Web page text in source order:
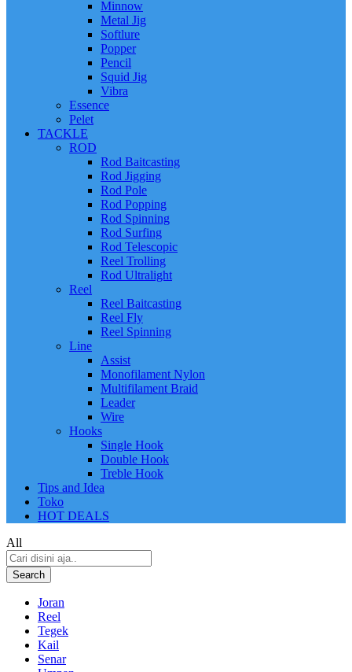
Minnow
Metal Jig
Softlure
Popper
Pencil
Squid Jig
Vibra
Essence
Pelet
TACKLE
ROD
Rod Baitcasting
Rod Jigging
Rod Pole
Rod Popping
Rod Spinning
Rod Surfing
Rod Telescopic
Reel Trolling
Rod Ultralight
Reel
Reel Baitcasting
Reel Fly
Reel Spinning
Line
Assist
Monofilament Nylon
Multifilament Braid
Leader
Wire
Hooks
Single Hook
Double Hook
Treble Hook
Tips and Idea
Toko
HOT DEALS
All
Search
Joran
Reel
Tegek
Kail
Senar